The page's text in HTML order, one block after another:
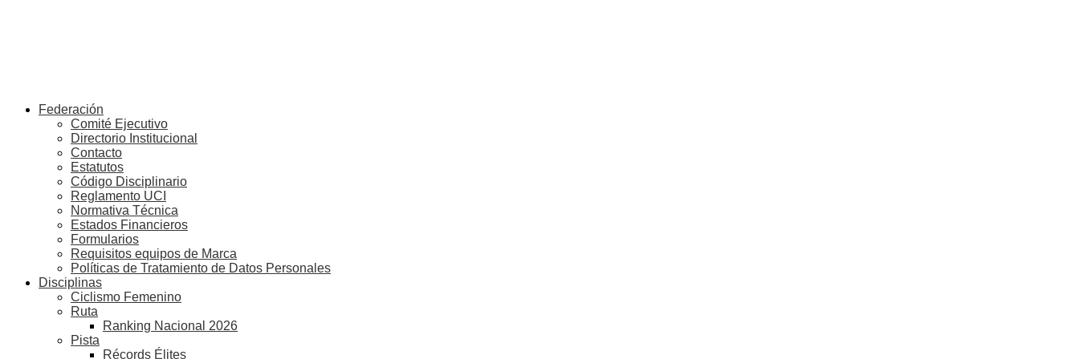
Federación
Comité Ejecutivo
Directorio Institucional
Contacto
Estatutos
Código Disciplinario
Reglamento UCI
Normativa Técnica
Estados Financieros
Formularios
Requisitos equipos de Marca
Políticas de Tratamiento de Datos Personales
Disciplinas
Ciclismo Femenino
Ruta
Ranking Nacional 2026
Pista
Récords Élites